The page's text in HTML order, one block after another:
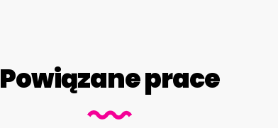
Powiązane prace